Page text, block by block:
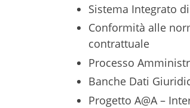
Sistema Integrato
Conformità alle
contrattuale
Processo
Banche Dati
Progetto A@A –